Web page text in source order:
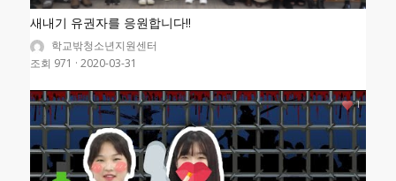
새내기 유권자를 응원합니다!!
학교밖청소년지원센터
조회 971 · 2020-03-31
1